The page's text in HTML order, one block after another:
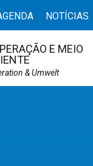
NOTÍCIAS
E MEIO
& Umwelt